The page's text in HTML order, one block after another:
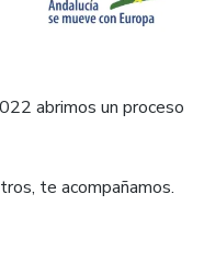
abrimos un proceso
te acompañamos.